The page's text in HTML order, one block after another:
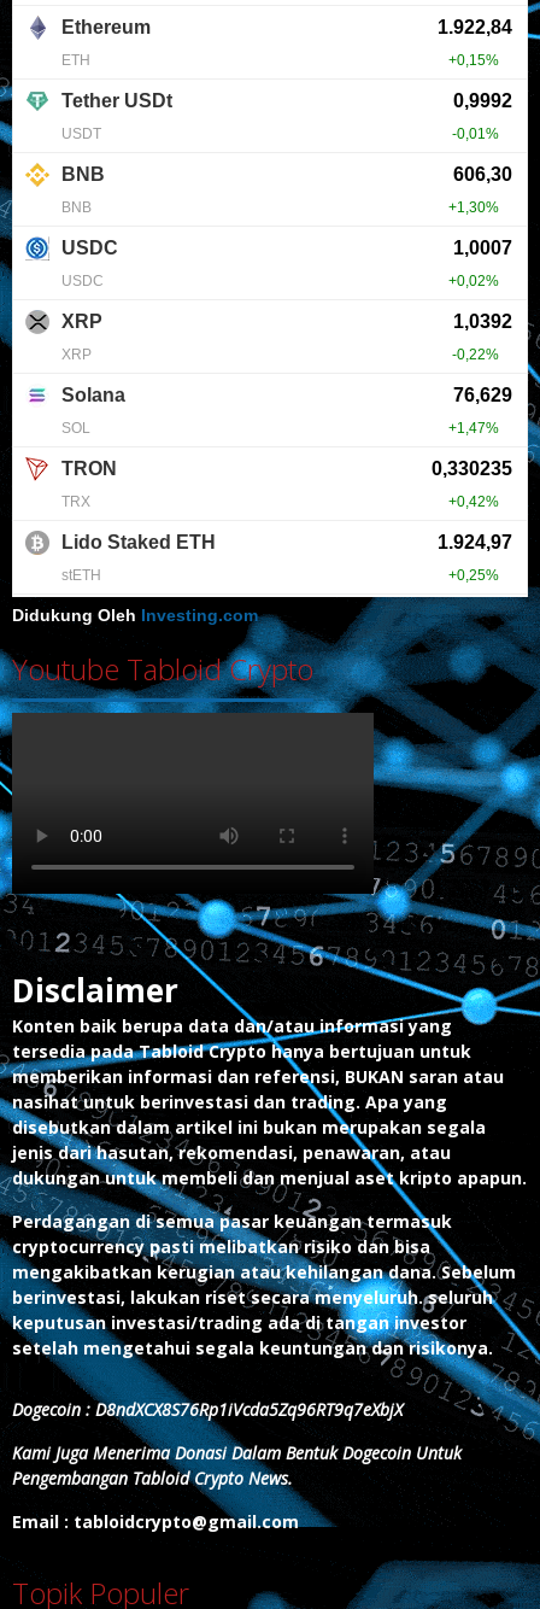
Didukung Oleh Investing.com
Youtube Tabloid Crypto
Disclaimer
Konten baik berupa data dan/atau informasi yang
tersedia pada Tabloid Crypto hanya bertujuan untuk
memberikan informasi dan referensi, BUKAN saran atau
nasihat untuk berinvestasi dan trading. Apa yang
disebutkan dalam artikel ini bukan merupakan segala
jenis dari hasutan, rekomendasi, penawaran, atau
dukungan untuk membeli dan menjual aset kripto apapun.
Perdagangan di semua pasar keuangan termasuk
cryptocurrency pasti melibatkan risiko dan bisa
mengakibatkan kerugian atau kehilangan dana. Sebelum
berinvestasi, lakukan riset secara menyeluruh. seluruh
keputusan investasi/trading ada di tangan investor
setelah mengetahui segala keuntungan dan risikonya.
Dogecoin : D8ndXCX8S76Rp1iVcda5Zq96RT9q7eXbjX
Kami Juga Menerima Donasi Dalam Bentuk Dogecoin Untuk
Pengembangan Tabloid Crypto News.
Email : tabloidcrypto@gmail.com
Topik Populer